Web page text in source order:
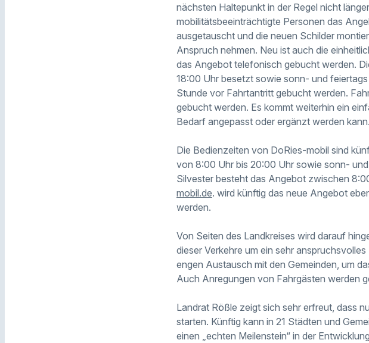
nächsten Haltepunkt in der Regel nicht
mobilitätsbeeinträchtigte Personen das
ausgetauscht und die neuen Schilder
Anspruch nehmen. Neu ist auch die
das Angebot telefonisch gebucht werden.
18:00 Uhr besetzt sowie sonn- und
Stunde vor Fahrtantritt gebucht werden.
gebucht werden. Es kommt weiterhin ein
Bedarf angepasst oder ergänzt werden kann.
Die Bedienzeiten von DoRies-mobil sind
von 8:00 Uhr bis 20:00 Uhr sowie sonn-
Silvester besteht das Angebot zwischen
mobil.de. wird künftig das neue Angebot
werden.
Von Seiten des Landkreises wird darauf
dieser Verkehre um ein sehr
engen Austausch mit den Gemeinden, um
Auch Anregungen von Fahrgästen werden
Landrat Rößle zeigt sich sehr erfreut, dass
starten. Künftig kann in 21 Städten und
einen „echten Meilenstein“ in der